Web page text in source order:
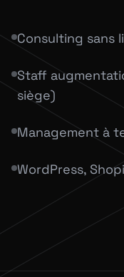
Consulting sans
Staff
siège)
Management à
WordPress,